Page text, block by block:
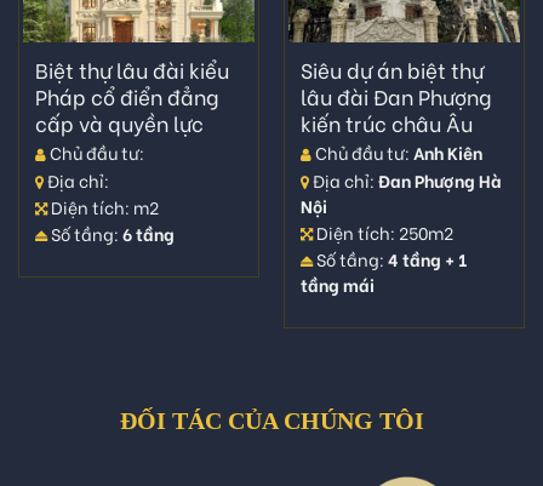
Biệt thự lâu đài kiểu
Pháp cổ điển đẳng
cấp và quyền lực
Chủ đầu tư:
Địa chỉ:
Diện tích: m2
Số tầng: 6 tầng
Siêu dự án biệt thự
lâu đài Đan Phượng
kiến trúc châu Âu
Chủ đầu tư: Anh Kiên
Địa chỉ: Đan Phượng Hà
Nội
Diện tích: 250m2
Số tầng: 4 tầng + 1
tầng mái
ĐỐI TÁC CỦA CHÚNG TÔI